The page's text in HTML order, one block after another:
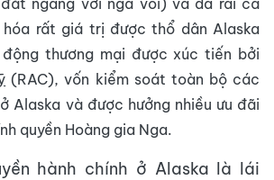
ngang với ngà voi) và da rái cá
hóa rất giá trị được thổ dân Alaska
thương mại được xúc tiến bởi
(RAC), vốn kiểm soát toàn bộ các
Alaska và được hưởng nhiều ưu đãi
quyền Hoàng gia Nga.
hành chính ở Alaska là lái